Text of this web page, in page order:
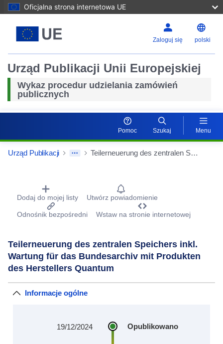
Oficjalna strona internetowa UE
Zaloguj się polski
Urząd Publikacji Unii Europejskiej
Wykaz procedur udzielania zamówień
publicznych
Pomoc Szukaj Menu
Urząd Publikacji Teilerneuerung des zentralen Speichers inkl. Wartung für das Bundesarchiv mit Produkten des Herstellers Quantum
Procurement Detail Actions Portlet
Dodaj do mojej listy Utwórz powiadomienie
Odnośnik bezpośredni Wstaw na stronie internetowej
Teilerneuerung des zentralen Speichers inkl.
Wartung für das Bundesarchiv mit Produkten
des Herstellers Quantum
Informacje ogólne
Opublikowano
19/12/2024